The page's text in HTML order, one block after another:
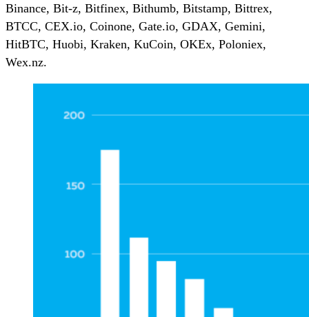
Binance, Bit-z, Bitfinex, Bithumb, Bitstamp, Bittrex,
BTCC, CEX.io, Coinone, Gate.io, GDAX, Gemini,
HitBTC, Huobi, Kraken, KuCoin, OKEx, Poloniex,
Wex.nz.